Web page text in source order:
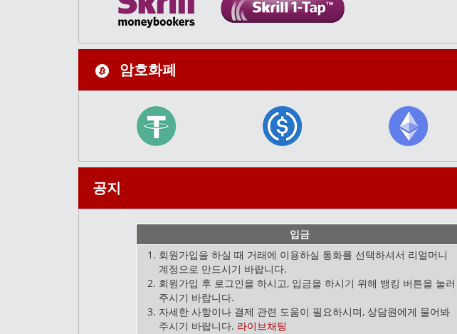
암호화폐
공지
입금
회원가입을 하실 때 거래에 이용하실 통화를 선택하셔서 리얼머니
계정으로 만드시기 바랍니다.
회원가입 후 로그인을 하시고, 입금을 하시기 위해 뱅킹 버튼을 눌러
주시기 바랍니다.
자세한 사항이나 결제 관련 도움이 필요하시며, 상담원에게 물어봐
주시기 바랍니다. 라이브채팅